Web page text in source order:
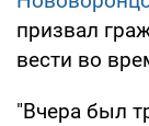
призвал
вести во
"Вчера был